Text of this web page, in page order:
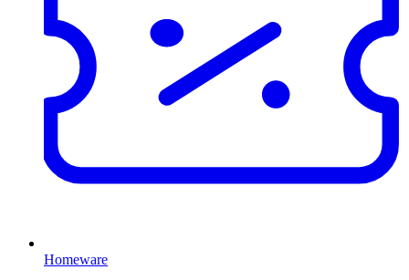
Homeware